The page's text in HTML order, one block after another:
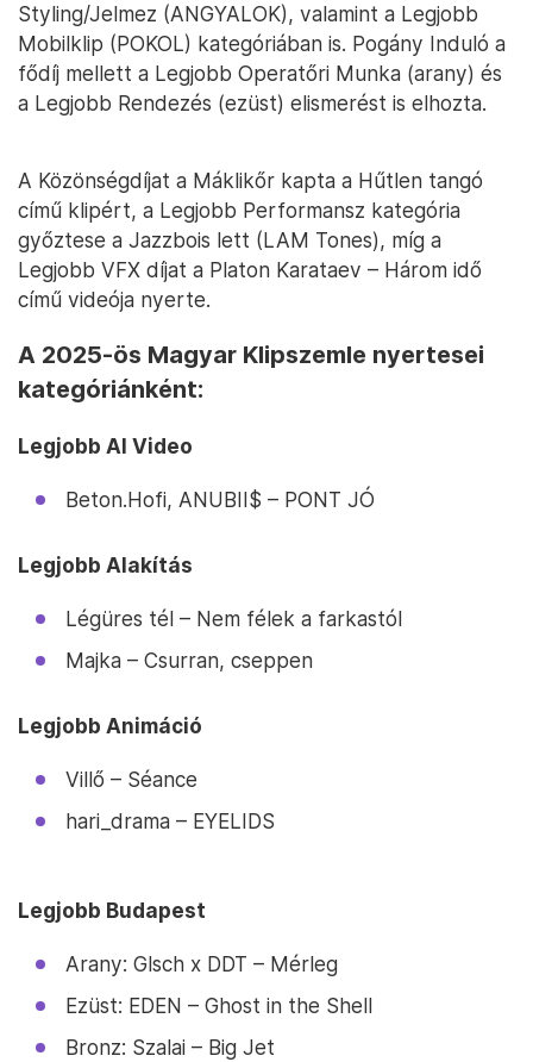
Styling/Jelmez (ANGYALOK), valamint a Legjobb
Mobilklip (POKOL) kategóriában is. Pogány Induló a
fődíj mellett a Legjobb Operatőri Munka (arany) és
a Legjobb Rendezés (ezüst) elismerést is elhozta.
A Közönségdíjat a Máklikőr kapta a Hűtlen tangó
című klipért, a Legjobb Performansz kategória
győztese a Jazzbois lett (LAM Tones), míg a
Legjobb VFX díjat a Platon Karataev – Három idő
című videója nyerte.
A 2025-ös Magyar Klipszemle nyertesei
kategóriánként:
Legjobb AI Video
Beton.Hofi, ANUBII$ – PONT JÓ
Legjobb Alakítás
Légüres tél – Nem félek a farkastól
Majka – Csurran, cseppen
Legjobb Animáció
Villő – Séance
hari_drama – EYELIDS
Legjobb Budapest
Arany: Glsch x DDT – Mérleg
Ezüst: EDEN – Ghost in the Shell
Bronz: Szalai – Big Jet